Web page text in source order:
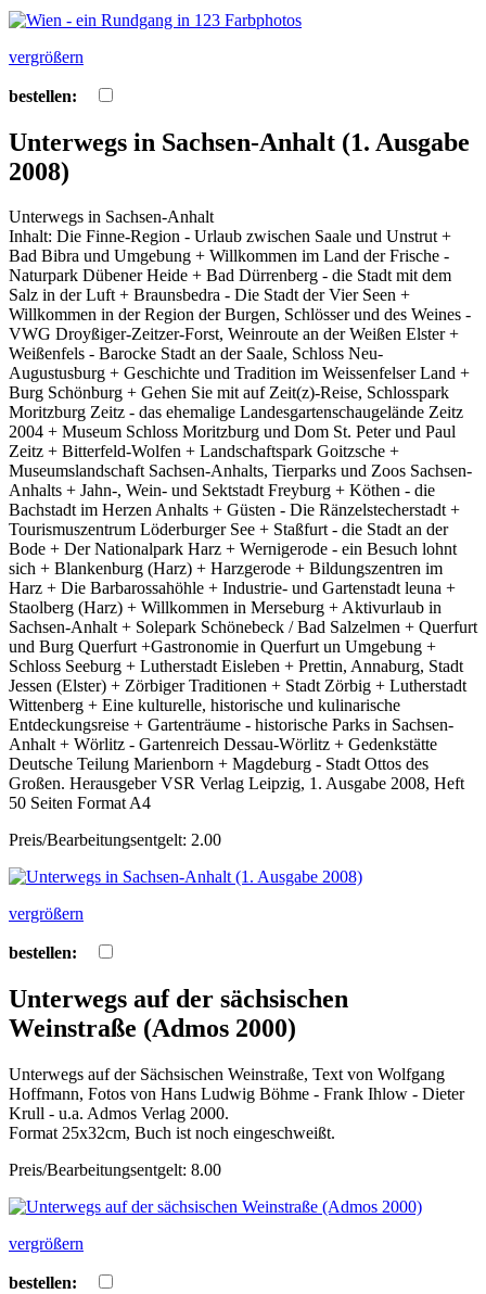
vergrößern
bestellen:
Unterwegs in Sachsen-Anhalt (1. Ausgabe
2008)
Unterwegs in Sachsen-Anhalt
Inhalt: Die Finne-Region - Urlaub zwischen Saale und Unstrut +
Bad Bibra und Umgebung + Willkommen im Land der Frische -
Naturpark Dübener Heide + Bad Dürrenberg - die Stadt mit dem
Salz in der Luft + Braunsbedra - Die Stadt der Vier Seen +
Willkommen in der Region der Burgen, Schlösser und des Weines -
VWG Droyßiger-Zeitzer-Forst, Weinroute an der Weißen Elster +
Weißenfels - Barocke Stadt an der Saale, Schloss Neu-
Augustusburg + Geschichte und Tradition im Weissenfelser Land +
Burg Schönburg + Gehen Sie mit auf Zeit(z)-Reise, Schlosspark
Moritzburg Zeitz - das ehemalige Landesgartenschaugelände Zeitz
2004 + Museum Schloss Moritzburg und Dom St. Peter und Paul
Zeitz + Bitterfeld-Wolfen + Landschaftspark Goitzsche +
Museumslandschaft Sachsen-Anhalts, Tierparks und Zoos Sachsen-
Anhalts + Jahn-, Wein- und Sektstadt Freyburg + Köthen - die
Bachstadt im Herzen Anhalts + Güsten - Die Ränzelstecherstadt +
Tourismuszentrum Löderburger See + Staßfurt - die Stadt an der
Bode + Der Nationalpark Harz + Wernigerode - ein Besuch lohnt
sich + Blankenburg (Harz) + Harzgerode + Bildungszentren im
Harz + Die Barbarossahöhle + Industrie- und Gartenstadt leuna +
Staolberg (Harz) + Willkommen in Merseburg + Aktivurlaub in
Sachsen-Anhalt + Solepark Schönebeck / Bad Salzelmen + Querfurt
und Burg Querfurt +Gastronomie in Querfurt un Umgebung +
Schloss Seeburg + Lutherstadt Eisleben + Prettin, Annaburg, Stadt
Jessen (Elster) + Zörbiger Traditionen + Stadt Zörbig + Lutherstadt
Wittenberg + Eine kulturelle, historische und kulinarische
Entdeckungsreise + Gartenträume - historische Parks in Sachsen-
Anhalt + Wörlitz - Gartenreich Dessau-Wörlitz + Gedenkstätte
Deutsche Teilung Marienborn + Magdeburg - Stadt Ottos des
Großen. Herausgeber VSR Verlag Leipzig, 1. Ausgabe 2008, Heft
50 Seiten Format A4
Preis/Bearbeitungsentgelt: 2.00
vergrößern
bestellen:
Unterwegs auf der sächsischen
Weinstraße (Admos 2000)
Unterwegs auf der Sächsischen Weinstraße, Text von Wolfgang
Hoffmann, Fotos von Hans Ludwig Böhme - Frank Ihlow - Dieter
Krull - u.a. Admos Verlag 2000.
Format 25x32cm, Buch ist noch eingeschweißt.
Preis/Bearbeitungsentgelt: 8.00
vergrößern
bestellen: